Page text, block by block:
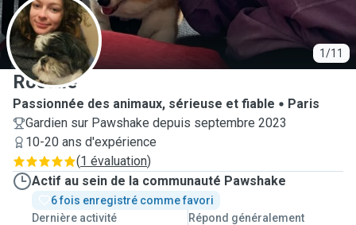
1/11
R
Rosalie
Passionnée des animaux, sérieuse et fiable
Paris
Gardien sur Pawshake depuis septembre 2023
10-20 ans d'expérience
(1 évaluation)
Actif au sein de la communauté Pawshake
6 fois enregistré comme favori
Dernière activité
Répond généralement